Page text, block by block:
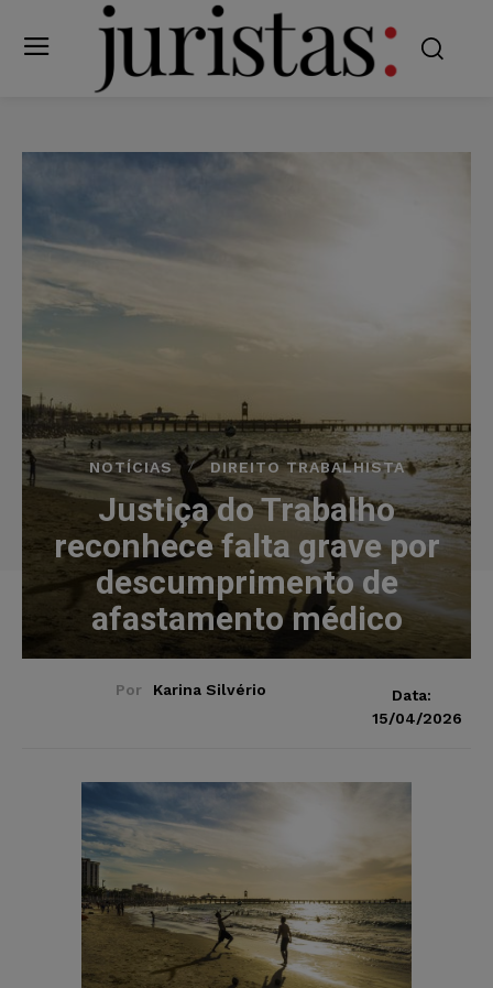
NOTÍCIAS DIREITO TRABALHISTA
Justiça do Trabalho
reconhece falta grave por
descumprimento de
afastamento médico
Por Karina Silvério
Data:
15/04/2026